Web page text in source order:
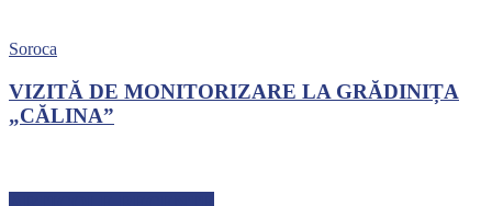
Soroca
VIZITĂ DE MONITORIZARE LA GRĂDINIȚA
„CĂLINA”